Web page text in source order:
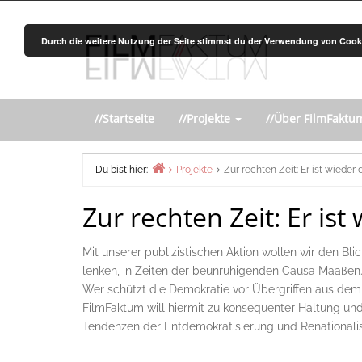
//Startseite //Projekte //Über
Du bist hier:
Projekte Zur rechten Zeit: Er ist wieder
Zur rechten Zeit: Er ist
Mit unserer publizistischen Aktion wollen wir den
lenken, in Zeiten der beunruhigenden Causa Maaßen.
Wer schützt die Demokratie vor Übergriffen aus
FilmFaktum will hiermit zu konsequenter Haltung
Tendenzen der Entdemokratisierung und
Durch die weitere Nutzung der Seite stimmst du der Verwendung von